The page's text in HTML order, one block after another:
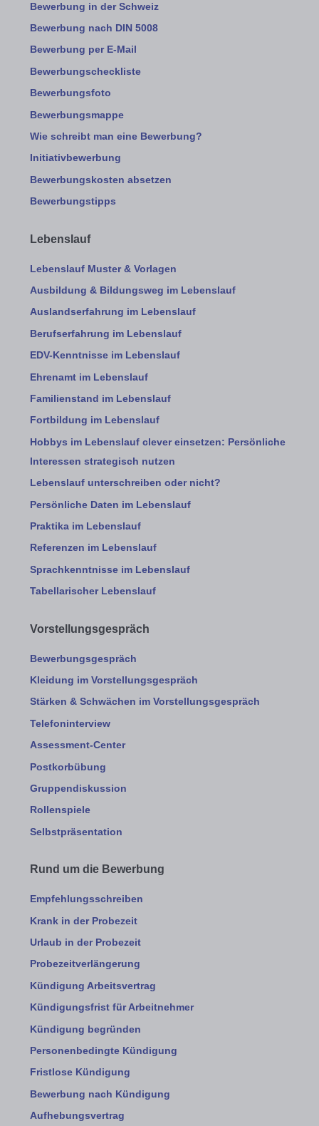
Bewerbung in der Schweiz
Bewerbung nach DIN 5008
Bewerbung per E-Mail
Bewerbungscheckliste
Bewerbungsfoto
Bewerbungsmappe
Wie schreibt man eine Bewerbung?
Initiativbewerbung
Bewerbungskosten absetzen
Bewerbungstipps
Lebenslauf
Lebenslauf Muster & Vorlagen
Ausbildung & Bildungsweg im Lebenslauf
Auslandserfahrung im Lebenslauf
Berufserfahrung im Lebenslauf
EDV-Kenntnisse im Lebenslauf
Ehrenamt im Lebenslauf
Familienstand im Lebenslauf
Fortbildung im Lebenslauf
Hobbys im Lebenslauf clever einsetzen: Persönliche
Interessen strategisch nutzen
Lebenslauf unterschreiben oder nicht?
Persönliche Daten im Lebenslauf
Praktika im Lebenslauf
Referenzen im Lebenslauf
Sprachkenntnisse im Lebenslauf
Tabellarischer Lebenslauf
Vorstellungsgespräch
Bewerbungsgespräch
Kleidung im Vorstellungsgespräch
Stärken & Schwächen im Vorstellungsgespräch
Telefoninterview
Assessment-Center
Postkorbübung
Gruppendiskussion
Rollenspiele
Selbstpräsentation
Rund um die Bewerbung
Empfehlungsschreiben
Krank in der Probezeit
Urlaub in der Probezeit
Probezeitverlängerung
Kündigung Arbeitsvertrag
Kündigungsfrist für Arbeitnehmer
Kündigung begründen
Personenbedingte Kündigung
Fristlose Kündigung
Bewerbung nach Kündigung
Aufhebungsvertrag